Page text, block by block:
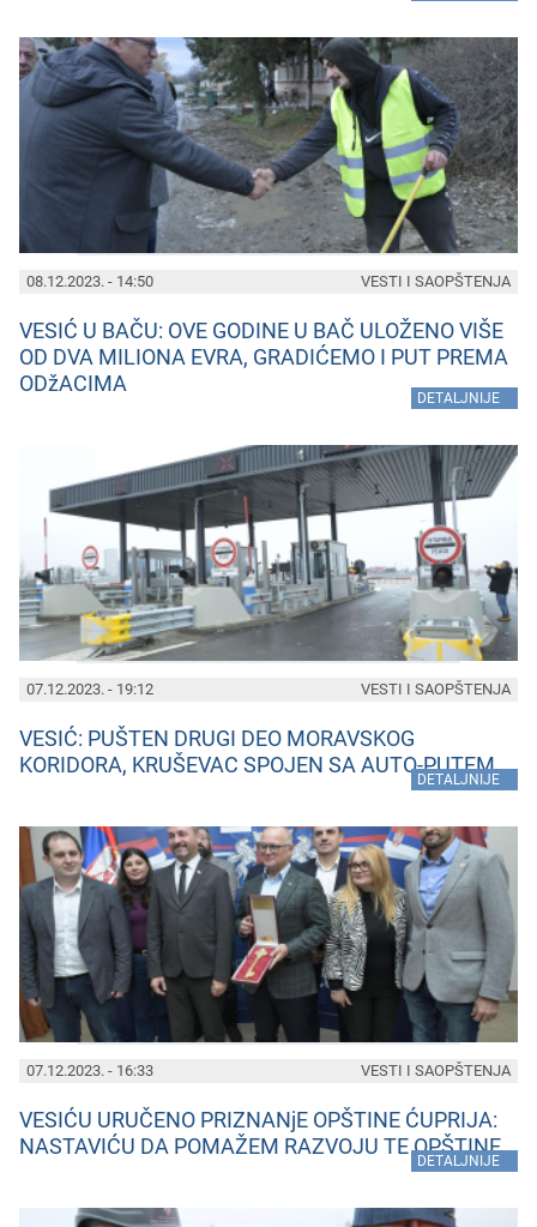
08.12.2023. - 14:50
VESIĆ U BAČU: OVE GODINE U BAČ ULOŽENO VIŠE
OD DVA MILIONA EVRA, GRADIĆEMO I PUT PREMA
ODžACIMA
DETALJNIJE
VESTI I SAOPŠTENJA
07.12.2023. - 19:12
VESIĆ: PUŠTEN DRUGI DEO MORAVSKOG
KORIDORA, KRUŠEVAC SPOJEN SA AUTO-PUTEM
DETALJNIJE
VESTI I SAOPŠTENJA
07.12.2023. - 16:33
VESIĆU URUČENO PRIZNANjE OPŠTINE ĆUPRIJA:
NASTAVIĆU DA POMAŽEM RAZVOJU TE OPŠTINE
DETALJNIJE
VESTI I SAOPŠTENJA